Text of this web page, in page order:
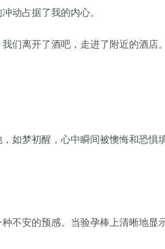
占据了我的内心。
们离开了酒吧，走进了附近的酒店
如梦初醒，心中瞬间被懊悔和恐惧
不安的预感。当验孕棒上清晰地显